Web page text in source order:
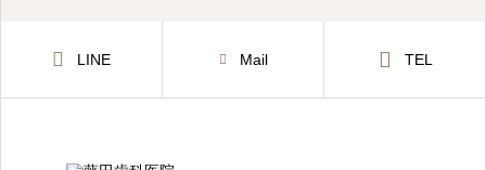
LINE Mail TEL